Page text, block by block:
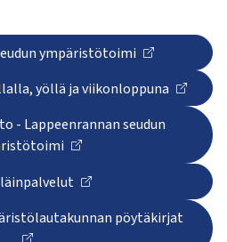
ympäristötoimi
yöllä ja viikonloppuna
- Lappeenrannan seudun
pöytäkirjat